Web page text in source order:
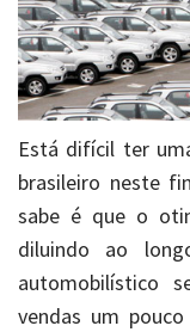
Está difícil ter
brasileiro neste
sabe é que o
diluindo ao
automobilístico
vendas um